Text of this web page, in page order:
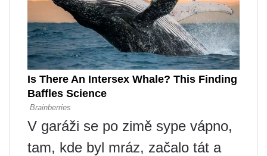
V garáži se po zimě sype vápno,
tam, kde byl mráz, začalo tát a